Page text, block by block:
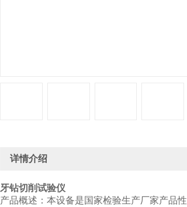
详情介绍
牙钻切削试验仪
产品概述：本设备是国家检验生产厂家产品